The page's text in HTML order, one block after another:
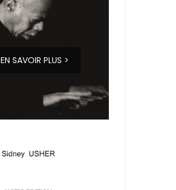
EN SAVOIR PLUS >